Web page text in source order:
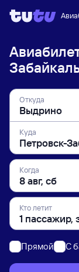
Откуда
Куда
Когда
Кто летит
Прямой C